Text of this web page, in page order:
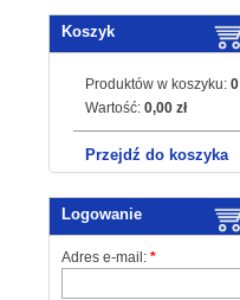
Koszyk
Produktów w koszyku: 0
Wartość: 0,00 zł
Przejdź do koszyka
Logowanie
Adres e-mail: *